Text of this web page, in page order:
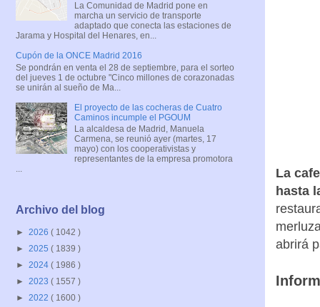
La
hasta
abrirá
La Comunidad de Madrid pone en
marcha un servicio de transporte
adaptado que conecta las estaciones de
Jarama y Hospital del Henares, en...
Cupón de la ONCE Madrid 2016
Se pondrán en venta el 28 de septiembre, para el sorteo
del jueves 1 de octubre "Cinco millones de corazonadas
se unirán al sueño de Ma...
El proyecto de las cocheras de Cuatro
Caminos incumple el PGOUM
La alcaldesa de Madrid, Manuela
Carmena, se reunió ayer (martes, 17
mayo) con los cooperativistas y
representantes de la empresa promotora
...
Archivo del blog
► 2026 ( 1042 )
► 2025 ( 1839 )
► 2024 ( 1986 )
► 2023 ( 1557 )
► 2022 ( 1600 )